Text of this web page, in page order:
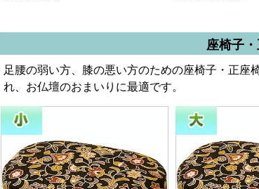
座椅子
足腰の弱い方、膝の悪い方のための座椅子・正
れ、お仏壇のおまいりに最適です。